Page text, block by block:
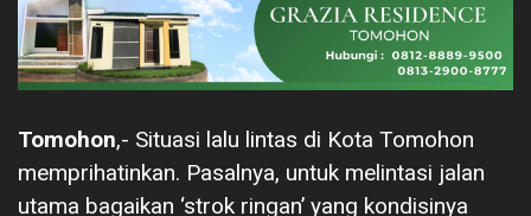
Tomohon,- Situasi lalu lintas di Kota Tomohon
memprihatinkan. Pasalnya, untuk melintasi jalan
utama bagaikan ‘strok ringan’ yang kondisinya